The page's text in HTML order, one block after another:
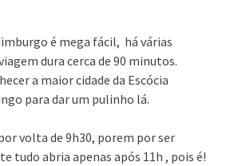
é mega fácil, há várias
dura cerca de 90 minutos.
a maior cidade da Escócia
para dar um pulinho lá.
volta de 9h30, porem por ser
tudo abria apenas após 11h , pois é!